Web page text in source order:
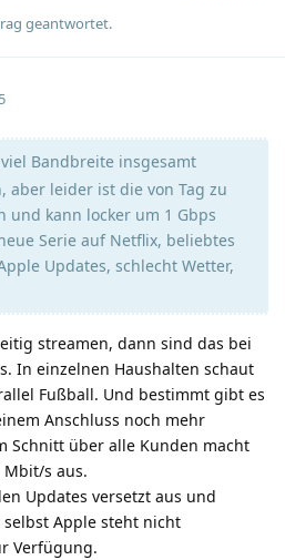
geantwortet.
Bandbreite insgesamt
aber leider ist die von Tag zu
und kann locker um 1 Gbps
Serie auf Netflix, beliebtes
Updates, schlecht Wetter,
streamen, dann sind das bei
In einzelnen Haushalten schaut
Fußball. Und bestimmt gibt es
Anschluss noch mehr
Schnitt über alle Kunden macht
Mbit/s aus.
Updates versetzt aus und
Apple steht nicht
Verfügung.